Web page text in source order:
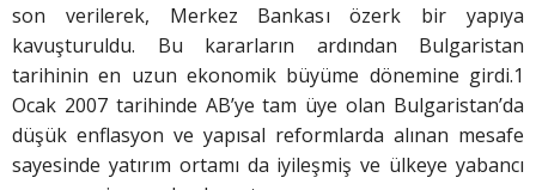
son verilerek, Merkez Bankası özerk bir yapıya
kavuşturuldu. Bu kararların ardından Bulgaristan
tarihinin en uzun ekonomik büyüme dönemine girdi.1
Ocak 2007 tarihinde AB’ye tam üye olan Bulgaristan’da
düşük enflasyon ve yapısal reformlarda alınan mesafe
sayesinde yatırım ortamı da iyileşmiş ve ülkeye yabancı